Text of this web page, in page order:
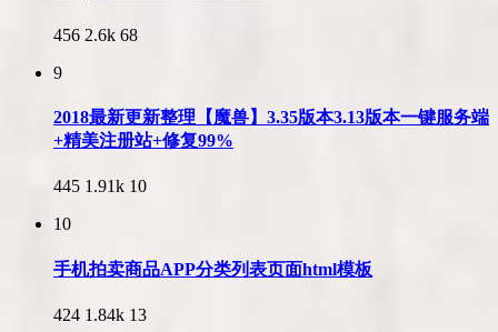
456 2.6k 68
9
2018最新更新整理【魔兽】3.35版本3.13版本一键服务端
+精美注册站+修复99%
445 1.91k 10
10
手机拍卖商品APP分类列表页面html模板
424 1.84k 13